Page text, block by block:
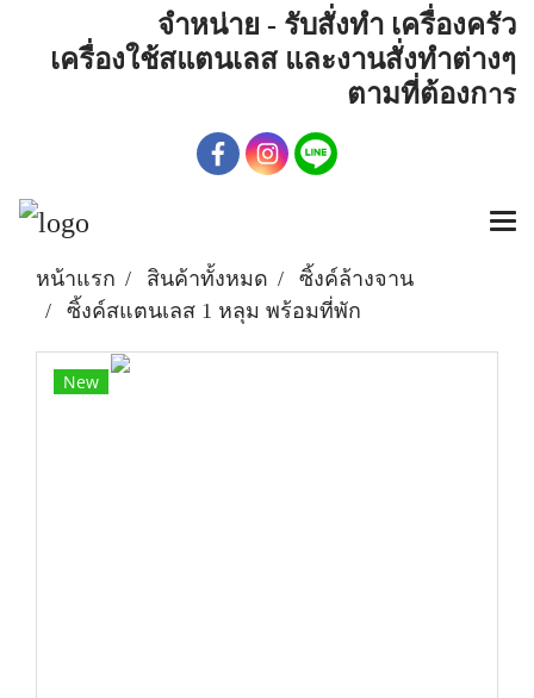
จำหน่าย - รับสั่งทำ เครื่องครัว
เครื่องใช้สแตนเลส และงานสั่งทำต่างๆ
ตามที่ต้องการ
หน้าแรก สินค้าทั้งหมด
ซิ้งค์ล้างจาน
ซิ้งค์สแตนเลส 1 หลุม พร้อมที่พัก
New